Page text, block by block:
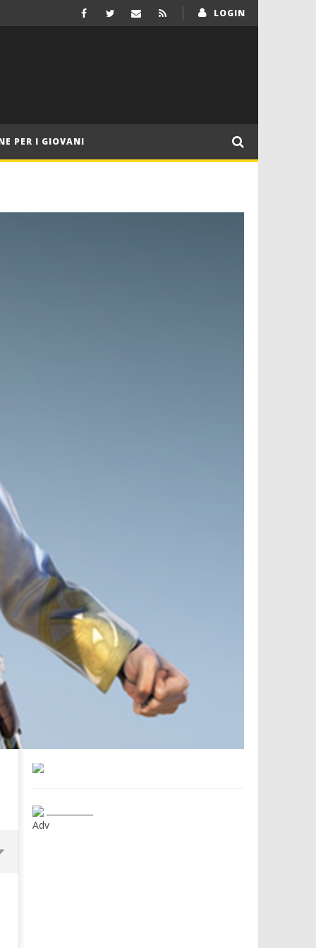
LOGIN
PER I GIOVANI
___________
Adv